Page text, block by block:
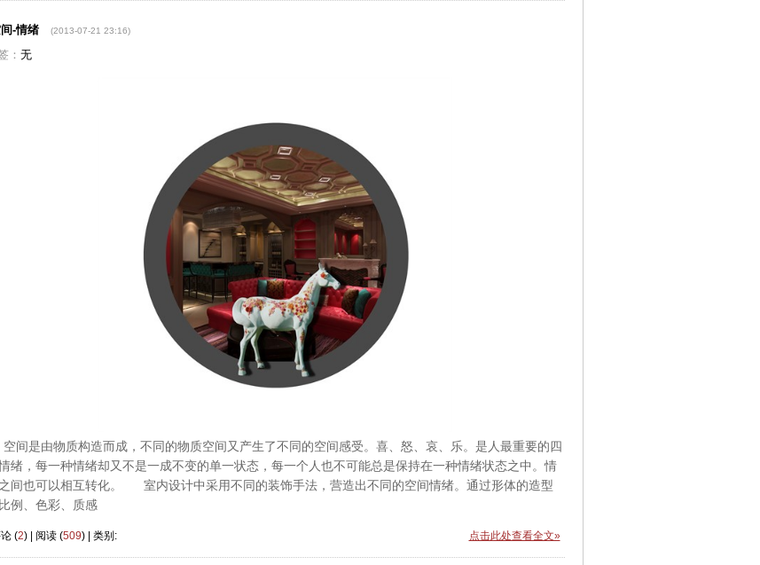
-情绪 (2013-07-21 23:16)
： 无
间是由物质构造而成，不同的物质空间又产生了不同的空间感受。喜、怒、哀、乐。是人最重要的四
绪，每一种情绪却又不是一成不变的单一状态，每一个人也不可能总是保持在一种情绪状态之中。情
间也可以相互转化。 室内设计中采用不同的装饰手法，营造出不同的空间情绪。通过形体的造型
例、色彩、质感
点击此处查看全文»
(2) | 阅读 (509) | 类别: